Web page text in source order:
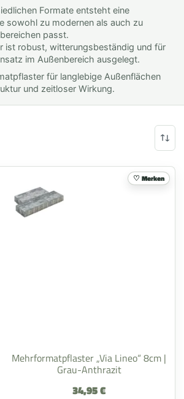
Formate entsteht eine
sowohl zu modernen als auch zu
passt.
ist robust, witterungsbeständig und für
im Außenbereich ausgelegt.
für langlebige Außenflächen
und zeitloser Wirkung.
Mehrformatpflaster „Via Lineo“ 8cm |
Grau-Anthrazit
34,95€
Merken